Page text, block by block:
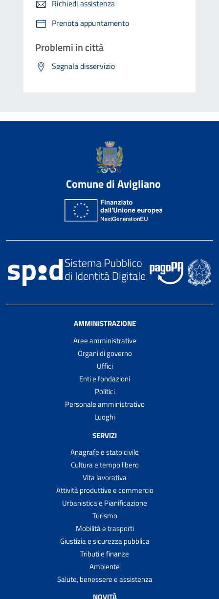
Richiedi assistenza
Prenota appuntamento
Problemi in città
Segnala disservizio
Comune di Avigliano
AMMINISTRAZIONE
Aree amministrative
Organi di governo
Uffici
Enti e fondazioni
Politici
Personale amministrativo
Luoghi
SERVIZI
Anagrafe e stato civile
Cultura e tempo libero
Vita lavorativa
Attività produttive e commercio
Urbanistica e Pianificazione
Turismo
Mobilità e trasporti
Giustizia e sicurezza pubblica
Tributi e finanze
Ambiente
Salute, benessere e assistenza